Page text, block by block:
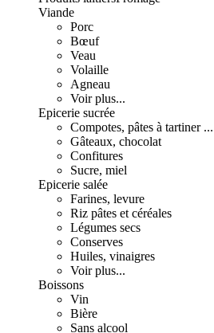
Viande
Porc
Bœuf
Veau
Volaille
Agneau
Voir plus...
Epicerie sucrée
Compotes, pâtes à tartiner ...
Gâteaux, chocolat
Confitures
Sucre, miel
Epicerie salée
Farines, levure
Riz pâtes et céréales
Légumes secs
Conserves
Huiles, vinaigres
Voir plus...
Boissons
Vin
Bière
Sans alcool